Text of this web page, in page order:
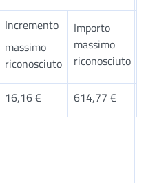
Incremento
massimo
riconosciuto
Importo
massimo
riconosciuto
16,16 € 614,77 €